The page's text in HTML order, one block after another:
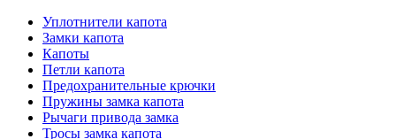
Уплотнители капота
Замки капота
Капоты
Петли капота
Предохранительные крючки
Пружины замка капота
Рычаги привода замка
Тросы замка капота